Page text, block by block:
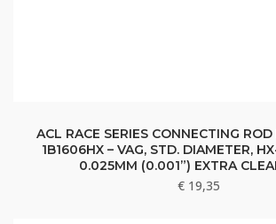
ACL RACE SERIES CONNECTING
1B1606HX – VAG, STD. DIAMETER,
0.025MM (0.001”) EXTRA
€ 19,35